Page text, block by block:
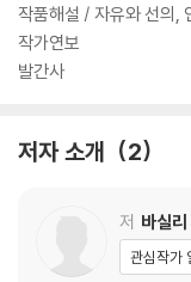
사후 해빙 무드에 걸었던
고 당국에 압수되었고,
년 스위스에서 출간된 이
깨뜨릴 수 없는 친절을
작품해설 / 자유와 선의,
작가연보
발간사
저자 소개 2
저 바실
관심작가